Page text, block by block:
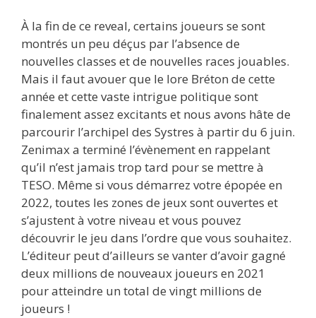
À la fin de ce reveal, certains joueurs se sont
montrés un peu déçus par l’absence de
nouvelles classes et de nouvelles races jouables.
Mais il faut avouer que le lore Bréton de cette
année et cette vaste intrigue politique sont
finalement assez excitants et nous avons hâte de
parcourir l’archipel des Systres à partir du 6 juin.
Zenimax a terminé l’évènement en rappelant
qu’il n’est jamais trop tard pour se mettre à
TESO. Même si vous démarrez votre épopée en
2022, toutes les zones de jeux sont ouvertes et
s’ajustent à votre niveau et vous pouvez
découvrir le jeu dans l’ordre que vous souhaitez.
L’éditeur peut d’ailleurs se vanter d’avoir gagné
deux millions de nouveaux joueurs en 2021
pour atteindre un total de vingt millions de
joueurs !